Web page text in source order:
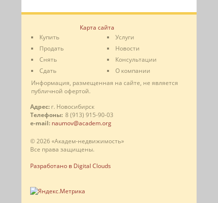
Карта сайта
Купить
Продать
Снять
Сдать
Услуги
Новости
Консультации
О компании
Информация, размещенная на сайте, не является
публичной офертой.
Адрес: г. Новосибирск
Телефоны: 8 (913) 915-90-03
e-mail: naumov@academ.org
© 2026 «Академ-недвижимость»
Все права защищены.
Разработано в Digital Clouds